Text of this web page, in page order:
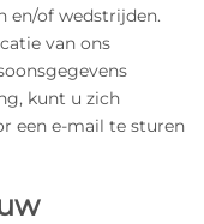
en/of wedstrijden.
van ons
kunt u zich
een e‑mail te sturen